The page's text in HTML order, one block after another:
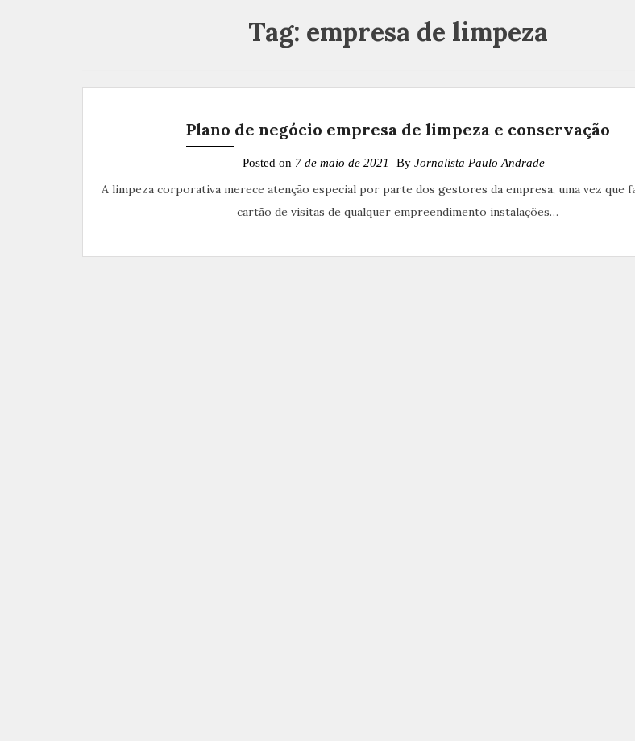
Tag: empresa de limpeza
Plano de negócio empresa de limpeza e conservação
Posted on 7 de maio de 2021 By Jornalista Paulo Andrade
A limpeza corporativa merece atenção especial por parte dos gestores da empresa, uma vez que
cartão de visitas de qualquer empreendimento instalações…